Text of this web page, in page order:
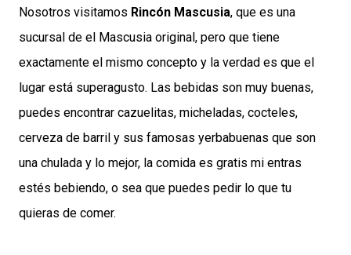
Nosotros visitamos Rincón Mascusia, que es una
sucursal de el Mascusia original, pero que tiene
exactamente el mismo concepto y la verdad es que el
lugar está superagusto. Las bebidas son muy buenas,
puedes encontrar cazuelitas, micheladas, cocteles,
cerveza de barril y sus famosas yerbabuenas que son
una chulada y lo mejor, la comida es gratis mi entras
estés bebiendo, o sea que puedes pedir lo que tu
quieras de comer.